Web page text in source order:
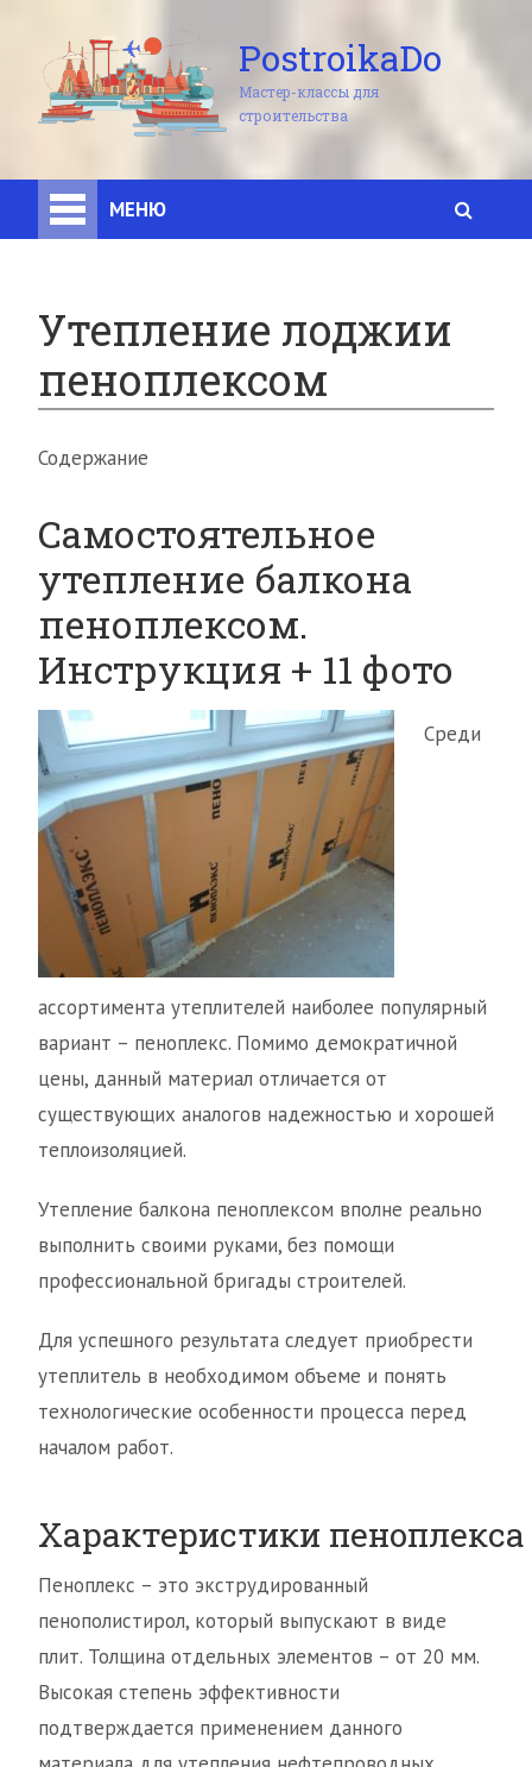
PostroikaDo
Мастер-классы для
строительства
МЕНЮ
Утепление лоджии
пеноплексом
Содержание
Самостоятельное
утепление балкона
пеноплексом.
Инструкция + 11 фото
Среди
ассортимента утеплителей наиболее популярный
вариант – пеноплекс. Помимо демократичной
цены, данный материал отличается от
существующих аналогов надежностью и хорошей
теплоизоляцией.
Утепление балкона пеноплексом вполне реально
выполнить своими руками, без помощи
профессиональной бригады строителей.
Для успешного результата следует приобрести
утеплитель в необходимом объеме и понять
технологические особенности процесса перед
началом работ.
Характеристики пеноплекса
Пеноплекс – это экструдированный
пенополистирол, который выпускают в виде
плит. Толщина отдельных элементов – от 20 мм.
Высокая степень эффективности
подтверждается применением данного